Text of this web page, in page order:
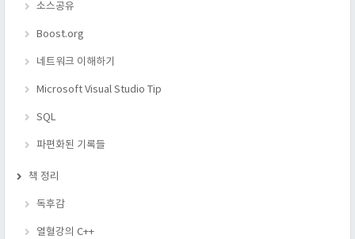
소스공유
Boost.org
네트워크 이해하기
Microsoft Visual Studio Tip
SQL
파편화된 기록들
책 정리
독후감
열혈강의 C++